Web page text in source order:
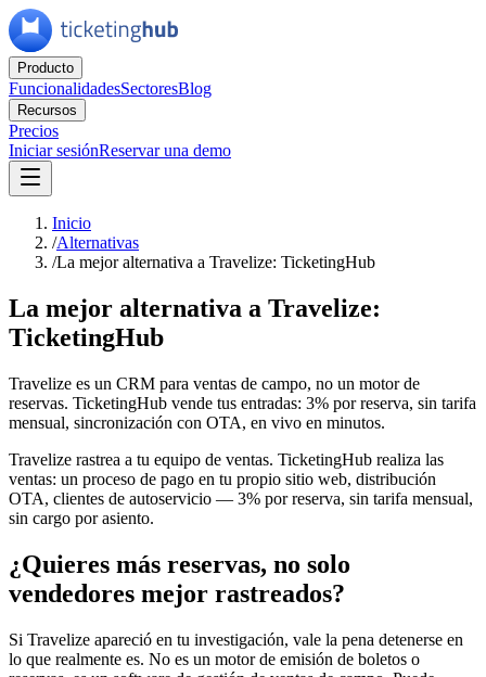
Producto
FuncionalidadesSectoresBlog
Recursos
Precios
Iniciar sesiónReservar una demo
Inicio
/Alternativas
/La mejor alternativa a Travelize: TicketingHub
La mejor alternativa a Travelize:
TicketingHub
Travelize es un CRM para ventas de campo, no un motor de
reservas. TicketingHub vende tus entradas: 3% por reserva, sin tarifa
mensual, sincronización con OTA, en vivo en minutos.
Travelize rastrea a tu equipo de ventas. TicketingHub realiza las
ventas: un proceso de pago en tu propio sitio web, distribución
OTA, clientes de autoservicio — 3% por reserva, sin tarifa mensual,
sin cargo por asiento.
¿Quieres más reservas, no solo
vendedores mejor rastreados?
Si Travelize apareció en tu investigación, vale la pena detenerse en
lo que realmente es. No es un motor de emisión de boletos o